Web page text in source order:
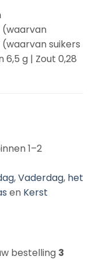
(waarvan
suikers
6,5 g | Zout 0,28
1–2
,Vaderdag, het
en Kerst
bestelling 3